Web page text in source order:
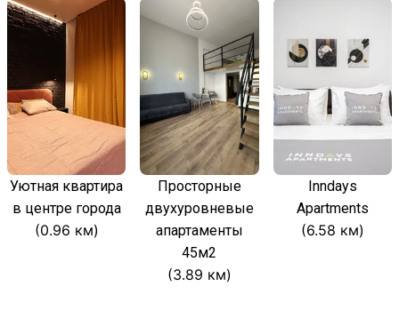
Уютная квартира
в центре города
(0.96 км)
Просторные
двухуровневые
апартаменты
45м2
(3.89 км)
Inndays
Apartments
(6.58 км)